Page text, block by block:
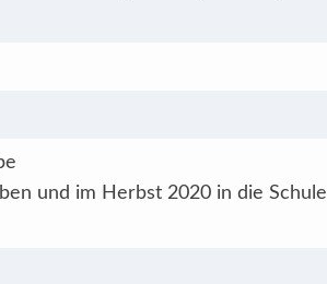
und im Herbst 2020 in die Schule